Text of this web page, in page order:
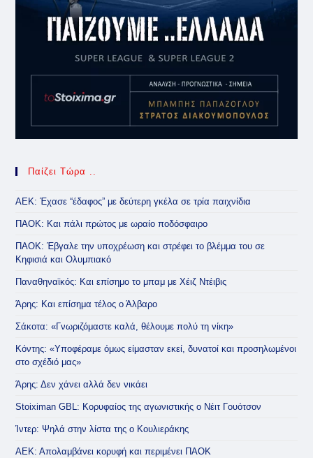
Παίζει Τώρα ..
ΑΕΚ: Έχασε “έδαφος” με δεύτερη γκέλα σε τρία παιχνίδια
ΠΑΟΚ: Και πάλι πρώτος με ωραίο ποδόσφαιρο
ΠΑΟΚ: Έβγαλε την υποχρέωση και στρέφει το βλέμμα του σε
Κηφισιά και Ολυμπιακό
Παναθηναϊκός: Και επίσημο το μπαμ με Χέιζ Ντέιβις
Άρης: Και επίσημα τέλος ο Άλβαρο
Σάκοτα: «Γνωριζόμαστε καλά, θέλουμε πολύ τη νίκη»
Κόντης: «Υποφέραμε όμως είμασταν εκεί, δυνατοί και προσηλωμένοι
στο σχέδιό μας»
Άρης: Δεν χάνει αλλά δεν νικάει
Stoiximan GBL: Κορυφαίος της αγωνιστικής ο Νέιτ Γουότσον
Ίντερ: Ψηλά στην λίστα της ο Κουλιεράκης
ΑΕΚ: Απολαμβάνει κορυφή και περιμένει ΠΑΟΚ